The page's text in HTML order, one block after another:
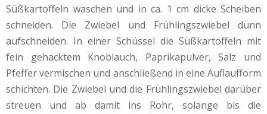
Süßkartoffeln waschen und in ca. 1 cm dicke Scheiben
schneiden. Die Zwiebel und Frühlingszwiebel dünn
aufschneiden. In einer Schüssel die Süßkartoffeln mit
fein gehacktem Knoblauch, Paprikapulver, Salz und
Pfeffer vermischen und anschließend in eine Auflaufform
schichten. Die Zwiebel und die Frühlingszwiebel darüber
streuen und ab damit ins Rohr, solange bis die